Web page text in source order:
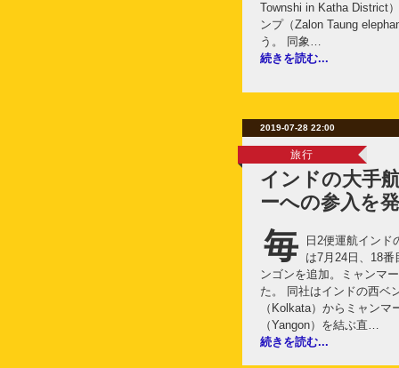
Townshi in Katha District
ンプ（Zalon Taung
う。 同象…
続きを読む...
2019-07-28 22:00
旅行
インドの大手
ーへの参入を
毎
日2便運航インド
は7月24日、18
ンゴンを追加。ミャンマ
た。 同社はインドの西ベ
（Kolkata）からミャン
（Yangon）を結ぶ直…
続きを読む...